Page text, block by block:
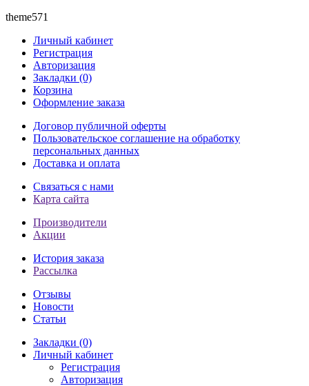
theme571
Личный кабинет
Регистрация
Авторизация
Закладки (0)
Корзина
Оформление заказа
Договор публичной оферты
Пользовательское соглашение на обработку
персональных данных
Доставка и оплата
Связаться с нами
Карта сайта
Производители
Акции
История заказа
Рассылка
Отзывы
Новости
Статьи
Закладки (0)
Личный кабинет
Регистрация
Авторизация